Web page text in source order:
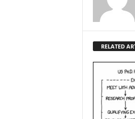
RELATED